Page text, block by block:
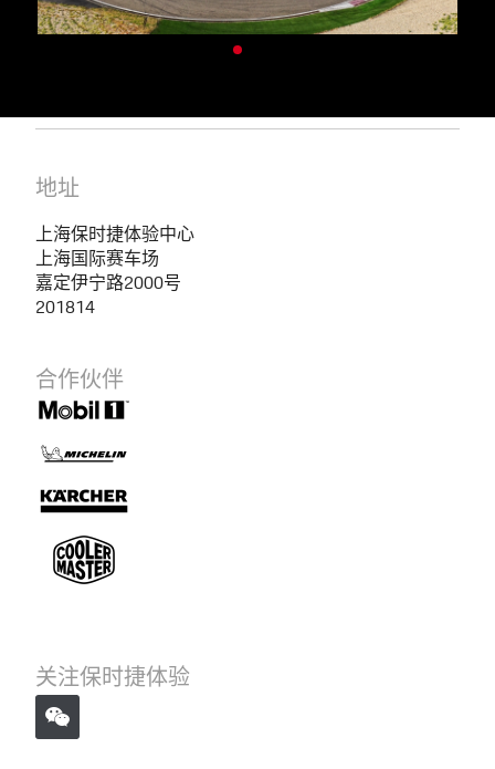
地址
上海保时捷体验中心
上海国际赛车场
嘉定伊宁路2000号
201814
合作伙伴
关注保时捷体验